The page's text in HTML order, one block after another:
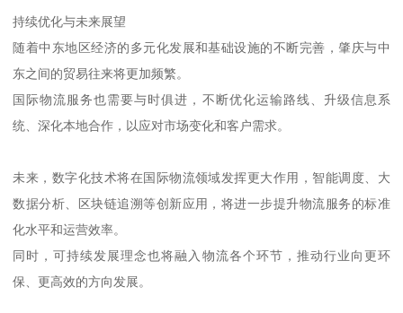
持续优化与未来展望
随着中东地区经济的多元化发展和基础设施的不断完善，肇庆与中
东之间的贸易往来将更加频繁。
国际物流服务也需要与时俱进，不断优化运输路线、升级信息系
统、深化本地合作，以应对市场变化和客户需求。
未来，数字化技术将在国际物流领域发挥更大作用，智能调度、大
数据分析、区块链追溯等创新应用，将进一步提升物流服务的标准
化水平和运营效率。
同时，可持续发展理念也将融入物流各个环节，推动行业向更环
保、更高效的方向发展。